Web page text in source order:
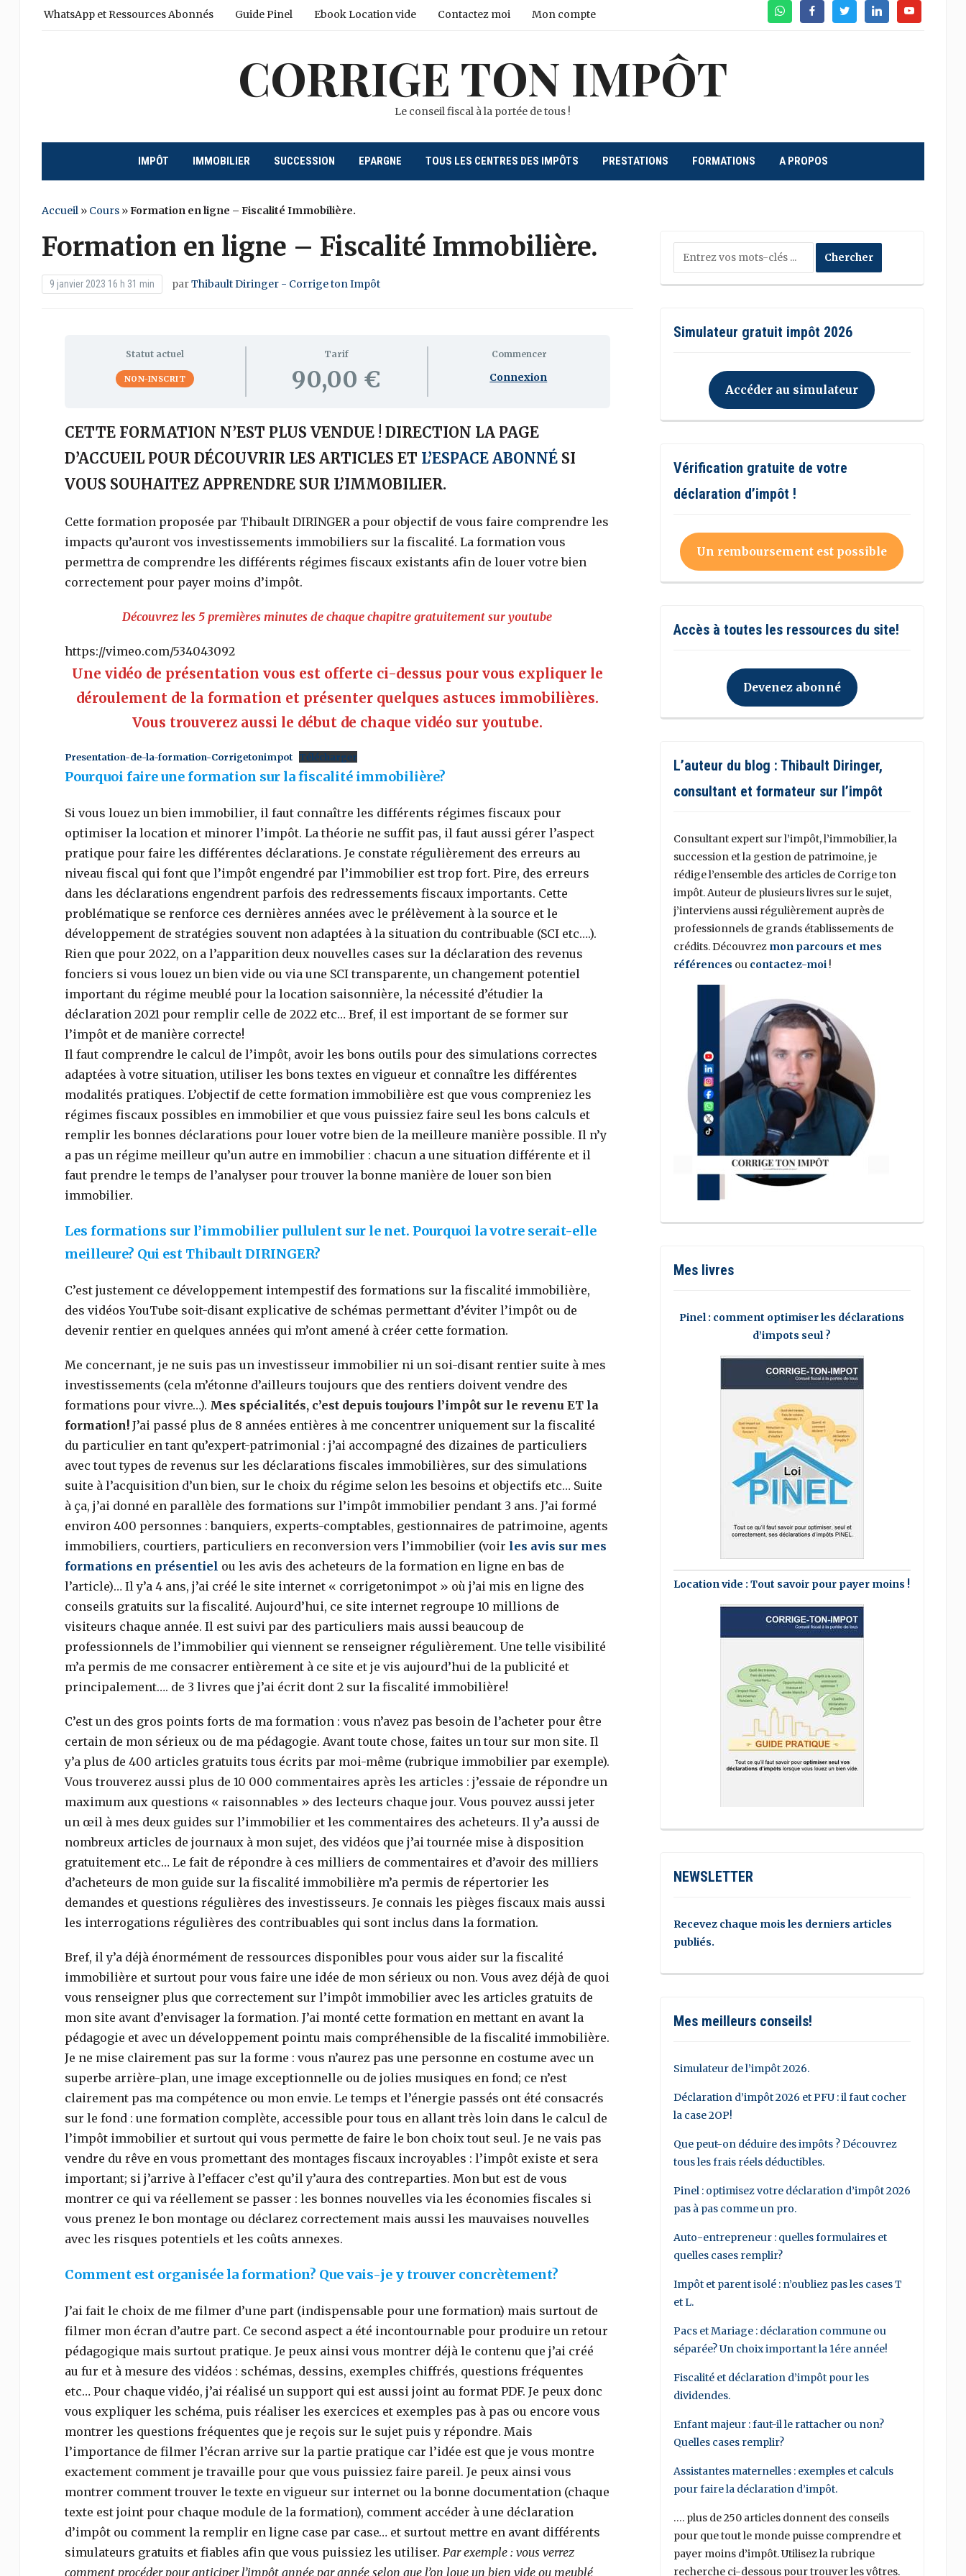
WhatsAppFacebookTwitterLinkedinYoutube
WhatsApp et Ressources Abonnés Guide Pinel Ebook Location vide Contactez moi Mon compte
CORRIGE TON IMPÔT
Le conseil fiscal à la portée de tous !
IMPÔT IMMOBILIER SUCCESSION EPARGNE TOUS LES CENTRES DES IMPÔTS PRESTATIONS FORMATIONS A PROPOS
Accueil» Cours»Formation en ligne – Fiscalité Immobilière.
Formation en ligne – Fiscalité Immobilière.
9 janvier 2023 16 h 31 min parThibault Diringer - Corrige ton Impôt
Statut actuel
NON-INSCRIT
Tarif
90,00 €
Commencer
Connexion
CETTE FORMATION N’EST PLUS VENDUE ! DIRECTION LA PAGE
D’ACCUEIL POUR DÉCOUVRIR LES ARTICLES ET L’ESPACE ABONNÉSI
VOUS SOUHAITEZ APPRENDRE SUR L’IMMOBILIER.
Cette formation proposée par Thibault DIRINGER a pour objectif de vous faire comprendre les
impacts qu’auront vos investissements immobiliers sur la fiscalité. La formation vous
permettra de comprendre les différents régimes fiscaux existants afin de louer votre bien
correctement pour payer moins d’impôt.
Découvrez les 5 premières minutes de chaque chapitre gratuitement sur youtube
https://vimeo.com/534043092
Une vidéo de présentation vous est offerte ci-dessus pour vous expliquer le
déroulement de la formation et présenter quelques astuces immobilières.
Vous trouverez aussi le début de chaque vidéo sur youtube.
Presentation-de-la-formation-Corrigetonimpot Télécharger
Pourquoi faire une formation sur la fiscalité immobilière?
Si vous louez un bien immobilier, il faut connaître les différents régimes fiscaux pour
optimiser la location et minorer l’impôt. La théorie ne suffit pas, il faut aussi gérer l’aspect
pratique pour faire les différentes déclarations. Je constate régulièrement des erreurs au
niveau fiscal qui font que l’impôt engendré par l’immobilier est trop fort. Pire, des erreurs
dans les déclarations engendrent parfois des redressements fiscaux importants. Cette
problématique se renforce ces dernières années avec le prélèvement à la source et le
développement de stratégies souvent non adaptées à la situation du contribuable (SCI etc….).
Rien que pour 2022, on a l’apparition deux nouvelles cases sur la déclaration des revenus
fonciers si vous louez un bien vide ou via une SCI transparente, un changement potentiel
important du régime meublé pour la location saisonnière, la nécessité d’étudier la
déclaration 2021 pour remplir celle de 2022 etc… Bref, il est important de se former sur
l’impôt et de manière correcte!
Il faut comprendre le calcul de l’impôt, avoir les bons outils pour des simulations correctes
adaptées à votre situation, utiliser les bons textes en vigueur et connaître les différentes
modalités pratiques. L’objectif de cette formation immobilière est que vous compreniez les
régimes fiscaux possibles en immobilier et que vous puissiez faire seul les bons calculs et
remplir les bonnes déclarations pour louer votre bien de la meilleure manière possible. Il n’y
a pas un régime meilleur qu’un autre en immobilier : chacun a une situation différente et il
faut prendre le temps de l’analyser pour trouver la bonne manière de louer son bien
immobilier.
Les formations sur l’immobilier pullulent sur le net. Pourquoi la votre serait-elle
meilleure? Qui est Thibault DIRINGER?
C’est justement ce développement intempestif des formations sur la fiscalité immobilière,
des vidéos YouTube soit-disant explicative de schémas permettant d’éviter l’impôt ou de
devenir rentier en quelques années qui m’ont amené à créer cette formation.
Me concernant, je ne suis pas un investisseur immobilier ni un soi-disant rentier suite à mes
investissements (cela m’étonne d’ailleurs toujours que des rentiers doivent vendre des
formations pour vivre…). Mes spécialités, c’est depuis toujours l’impôt sur le revenu ET la
formation!J’ai passé plus de 8 années entières à me concentrer uniquement sur la fiscalité
du particulier en tant qu’expert-patrimonial : j’ai accompagné des dizaines de particuliers
avec tout types de revenus sur les déclarations fiscales immobilières, sur des simulations
suite à l’acquisition d’un bien, sur le choix du régime selon les besoins et objectifs etc… Suite
à ça, j’ai donné en parallèle des formations sur l’impôt immobilier pendant 3 ans. J’ai formé
environ 400 personnes : banquiers, experts-comptables, gestionnaires de patrimoine, agents
immobiliers, courtiers, particuliers en reconversion vers l’immobilier (voir les avis sur mes
formations en présentiel ou les avis des acheteurs de la formation en ligne en bas de
l’article)… Il y’a 4 ans, j’ai créé le site internet « corrigetonimpot » où j’ai mis en ligne des
conseils gratuits sur la fiscalité. Aujourd’hui, ce site internet regroupe 10 millions de
visiteurs chaque année. Il est suivi par des particuliers mais aussi beaucoup de
professionnels de l’immobilier qui viennent se renseigner régulièrement. Une telle visibilité
m’a permis de me consacrer entièrement à ce site et je vis aujourd’hui de la publicité et
principalement…. de 3 livres que j’ai écrit dont 2 sur la fiscalité immobilière!
C’est un des gros points forts de ma formation : vous n’avez pas besoin de l’acheter pour être
certain de mon sérieux ou de ma pédagogie. Avant toute chose, faites un tour sur mon site. Il
y’a plus de 400 articles gratuits tous écrits par moi-même (rubrique immobilier par exemple).
Vous trouverez aussi plus de 10 000 commentaires après les articles : j’essaie de répondre un
maximum aux questions « raisonnables » des lecteurs chaque jour. Vous pouvez aussi jeter
un œil à mes deux guides sur l’immobilier et les commentaires des acheteurs. Il y’a aussi de
nombreux articles de journaux à mon sujet, des vidéos que j’ai tournée mise à disposition
gratuitement etc… Le fait de répondre à ces milliers de commentaires et d’avoir des milliers
d’acheteurs de mon guide sur la fiscalité immobilière m’a permis de répertorier les
demandes et questions régulières des investisseurs. Je connais les pièges fiscaux mais aussi
les interrogations régulières des contribuables qui sont inclus dans la formation.
Bref, il y’a déjà énormément de ressources disponibles pour vous aider sur la fiscalité
immobilière et surtout pour vous faire une idée de mon sérieux ou non. Vous avez déjà de quoi
vous renseigner plus que correctement sur l’impôt immobilier avec les articles gratuits de
mon site avant d’envisager la formation. J’ai monté cette formation en mettant en avant la
pédagogie et avec un développement pointu mais compréhensible de la fiscalité immobilière.
Je ne mise clairement pas sur la forme : vous n’aurez pas une personne en costume avec un
superbe arrière-plan, une image exceptionnelle ou de jolies musiques en fond; ce n’est
clairement pas ma compétence ou mon envie. Le temps et l’énergie passés ont été consacrés
sur le fond : une formation complète, accessible pour tous en allant très loin dans le calcul de
l’impôt immobilier et surtout qui vous permette de faire le bon choix tout seul. Je ne vais pas
vendre du rêve en vous promettant des montages fiscaux incroyables : l’impôt existe et sera
important; si j’arrive à l’effacer c’est qu’il y’aura des contreparties. Mon but est de vous
montrer ce qui va réellement se passer : les bonnes nouvelles via les économies fiscales si
vous prenez le bon montage ou déclarez correctement mais aussi les mauvaises nouvelles
avec les risques potentiels et les coûts annexes.
Comment est organisée la formation? Que vais-je y trouver concrètement?
J’ai fait le choix de me filmer d’une part (indispensable pour une formation) mais surtout de
filmer mon écran d’autre part. Ce second aspect a été incontournable pour produire un retour
pédagogique mais surtout pratique. Je peux ainsi vous montrer déjà le contenu que j’ai créé
au fur et à mesure des vidéos : schémas, dessins, exemples chiffrés, questions fréquentes
etc… Pour chaque vidéo, j’ai réalisé un support qui est aussi joint au format PDF. Je peux donc
vous expliquer les schéma, puis réaliser les exercices et exemples pas à pas ou encore vous
montrer les questions fréquentes que je reçois sur le sujet puis y répondre. Mais
l’importance de filmer l’écran arrive sur la partie pratique car l’idée est que je vous montre
exactement comment je travaille pour que vous puissiez faire pareil. Je peux ainsi vous
montrer comment trouver le texte en vigueur sur internet ou la bonne documentation (chaque
texte est joint pour chaque module de la formation), comment accéder à une déclaration
d’impôt ou comment la remplir en ligne case par case… et surtout mettre en avant différents
simulateurs gratuits et fiables afin que vous puissiez les utiliser. Par exemple : vous verrez
comment procéder pour anticiper l’impôt année par année selon que l’on loue un bien vide ou meublé
Simulateur gratuit impôt 2026
Accéder au simulateur
Vérification gratuite de votre
déclaration d’impôt !
Un remboursement est possible
Accès à toutes les ressources du site!
Devenez abonné
L’auteur du blog : Thibault Diringer,
consultant et formateur sur l’impôt
Consultant expert sur l’impôt, l’immobilier, la
succession et la gestion de patrimoine, je
rédige l’ensemble des articles de Corrige ton
impôt. Auteur de plusieurs livres sur le sujet,
j’interviens aussi régulièrement auprès de
professionnels de grands établissements de
crédits. Découvrez mon parcours et mes
références ou contactez-moi!
Mes livres
Pinel : comment optimiser les déclarations
d’impots seul ?
Location vide : Tout savoir pour payer moins !
NEWSLETTER
Recevez chaque mois les derniers articles
publiés.
Mes meilleurs conseils!
Simulateur de l’impôt 2026.
Déclaration d’impôt 2026 et PFU : il faut cocher
la case 2OP!
Que peut-on déduire des impôts ? Découvrez
tous les frais réels déductibles.
Pinel : optimisez votre déclaration d’impôt 2026
pas à pas comme un pro.
Auto-entrepreneur : quelles formulaires et
quelles cases remplir?
Impôt et parent isolé : n’oubliez pas les cases T
et L.
Pacs et Mariage : déclaration commune ou
séparée? Un choix important la 1ére année!
Fiscalité et déclaration d’impôt pour les
dividendes.
Enfant majeur : faut-il le rattacher ou non?
Quelles cases remplir?
Assistantes maternelles : exemples et calculs
pour faire la déclaration d’impôt.
…. plus de 250 articles donnent des conseils
pour que tout le monde puisse comprendre et
payer moins d’impôt. Utilisez la rubrique
recherche ci-dessous pour trouver les vôtres.